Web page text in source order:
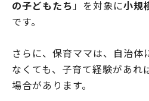
の子どもたち 」を対象に小規
です。
さらに、保育ママは、自治体
なくても、子育て経験があれ
場合があります。